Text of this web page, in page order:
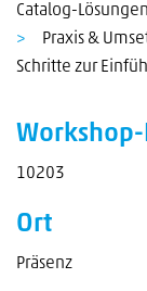
Catalog-
Praxis &
Schritte zur
10203
Ort
Präsenz